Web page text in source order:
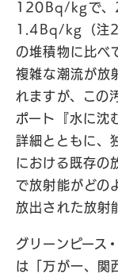
120Bq/kgで、
1.4Bq/kg（注2
の堆積物に比べ
複雑な潮流が放
れますが、この
ポート『水に沈
詳細とともに、
における既存の
で放射能がどの
放出された放射
グリーンピース
は「万が一、関